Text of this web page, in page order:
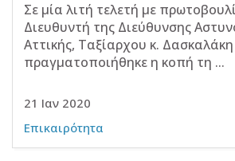
Σε μία λιτή τελετή με
Διευθυντή της Διεύθυνσης
Αττικής, Ταξίαρχου κ.
πραγματοποιήθηκε η κοπή τη ...
21 Ιαν 2020
Επικαιρότητα